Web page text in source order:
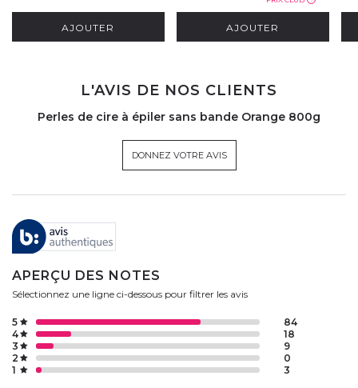
AJOUTER AJOUTER
L'AVIS DE NOS CLIENTS
Perles de cire à épiler sans bande Orange 800g
DONNEZ VOTRE AVIS
APERÇU DES NOTES
Sélectionnez une ligne ci-dessous pour filtrer les avis
1 3
2 0
3 9
4 18
5 84